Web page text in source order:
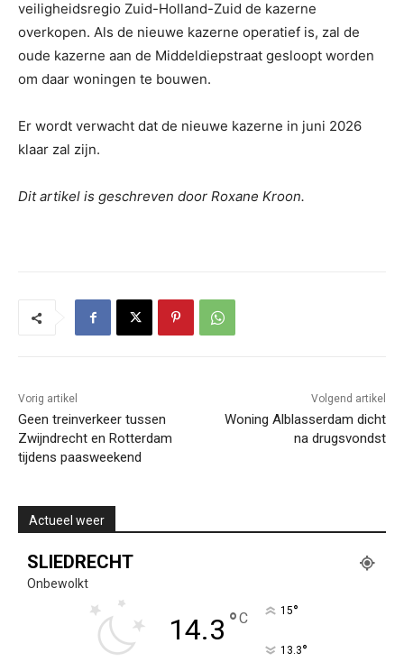
veiligheidsregio Zuid-Holland-Zuid de kazerne
overkopen. Als de nieuwe kazerne operatief is, zal de
oude kazerne aan de Middeldiepstraat gesloopt worden
om daar woningen te bouwen.
Er wordt verwacht dat de nieuwe kazerne in juni 2026
klaar zal zijn.
Dit artikel is geschreven door Roxane Kroon.
Vorig artikel
Geen treinverkeer tussen
Zwijndrecht en Rotterdam
tijdens paasweekend
Volgend artikel
Woning Alblasserdam dicht
na drugsvondst
Actueel weer
SLIEDRECHT
Onbewolkt
14.3 °C 15°
13.3°